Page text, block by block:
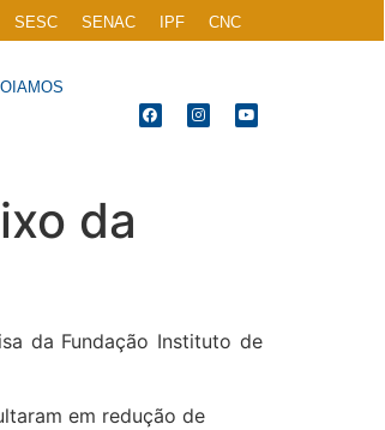
SESC SENAC IPF CNC
da
da Fundação Instituto de
em redução de